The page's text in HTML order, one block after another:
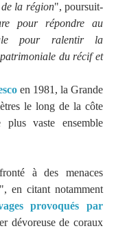
la région", poursuit-
pour répondre au
pour ralentir la
du récif et
en 1981, la Grande
le long de la côte
vaste ensemble
à des menaces
", en citant notamment
provoqués par
dévoreuse de coraux